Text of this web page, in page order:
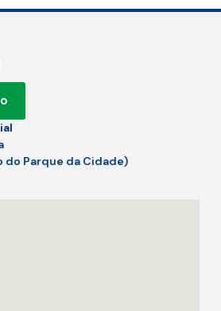
do Parque da Cidade)